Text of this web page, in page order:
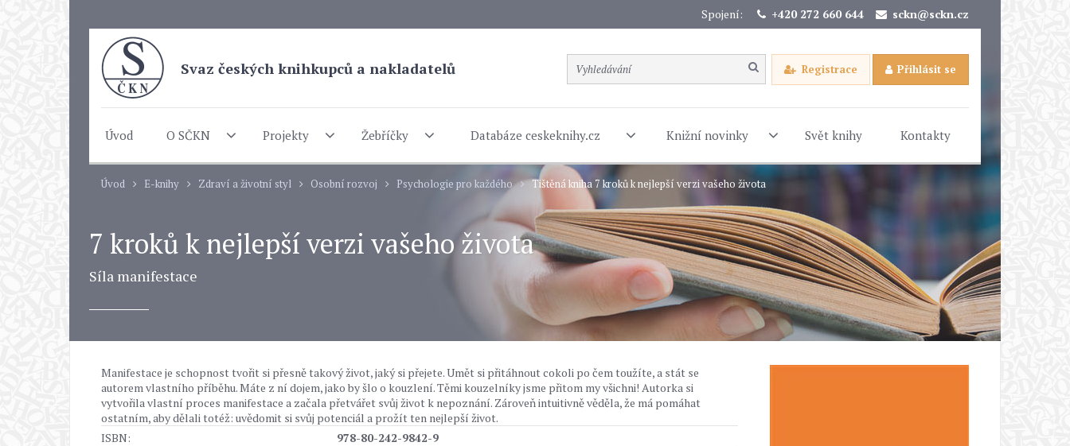
Spojení: +420 272 660 644 sckn@sckn.cz
Svaz českých knihkupců a nakladatelů Registrace Přihlásit se
Úvod O SČKN Projekty Žebříčky Databáze ceskeknihy.cz Knižní novinky Svět knihy Kontakty
Úvod E-knihy Zdraví a životní styl Osobní rozvoj Psychologie pro každého Tištěná kniha 7 kroků k nejlepší verzi vašeho života
7 kroků k nejlepší verzi vašeho života
Síla manifestace
Manifestace je schopnost tvořit si přesně takový život, jaký si přejete. Umět si přitáhnout cokoli po čem toužíte, a stát se
autorem vlastního příběhu. Máte z ní dojem, jako by šlo o kouzlení. Těmi kouzelníky jsme přitom my všichni! Autorka si
vytvořila vlastní proces manifestace a začala přetvářet svůj život k nepoznání. Zároveň intuitivně věděla, že má pomáhat
ostatním, aby dělali totéž: uvědomit si svůj potenciál a prožít ten nejlepší život.
ISBN:
978-80-242-9842-9